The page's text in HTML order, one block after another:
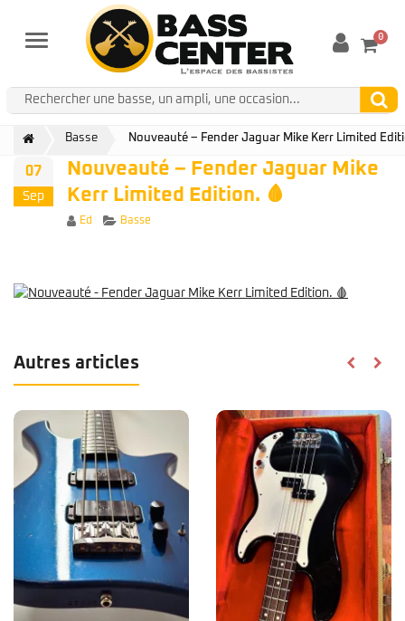
Menu 0
Basse Nouveauté – Fender Jaguar Mike Kerr Limited
07
Sep
Nouveauté – Fender Jaguar Mike
Kerr Limited Edition. 🩸
Author
Ed Categories
Basse
Autres articles